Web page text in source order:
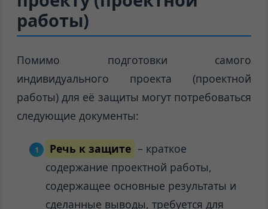
работы)
Помимо подготовки самого
индивидуального проекта (проектной
работы) для её защиты могут потребоваться
следующие документы:
Речь к защите – краткое
содержание проектной работы,
содержащее основные результаты и
сделанные выводы, требуется для